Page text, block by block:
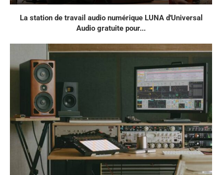
La station de travail audio numérique LUNA d'Universal
Audio gratuite pour...